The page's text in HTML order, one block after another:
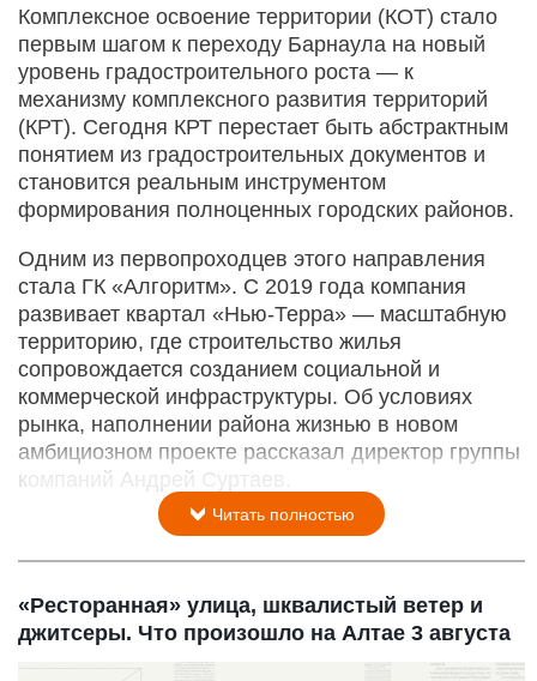
Комплексное освоение территории (КОТ) стало
первым шагом к переходу Барнаула на новый
уровень градостроительного роста — к
механизму комплексного развития территорий
(КРТ). Сегодня КРТ перестает быть абстрактным
понятием из градостроительных документов и
становится реальным инструментом
формирования полноценных городских районов.
Одним из первопроходцев этого направления
стала ГК «Алгоритм». С 2019 года компания
развивает квартал «Нью-­Терра» — масштабную
территорию, где строительство жилья
сопровождается созданием социальной и
коммерческой инфраструктуры. Об условиях
рынка, наполнении района жизнью в новом
амбициозном проекте рассказал директор группы
компаний Андрей Суртаев.
Читать полностью
«Ресторанная» улица, шквалистый ветер и
джитсеры. Что произошло на Алтае 3 августа